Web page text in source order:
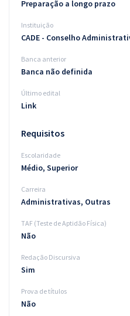
Preparação a longo prazo
Instituição
CADE - Conselho
Banca anterior
Banca não definida
Último edital
Link
Requisitos
Escolaridade
Médio, Superior
Carreira
Administrativas, Outras
TAF (Teste de Aptidão Física)
Não
Redação Discursiva
Sim
Prova de títulos
Não